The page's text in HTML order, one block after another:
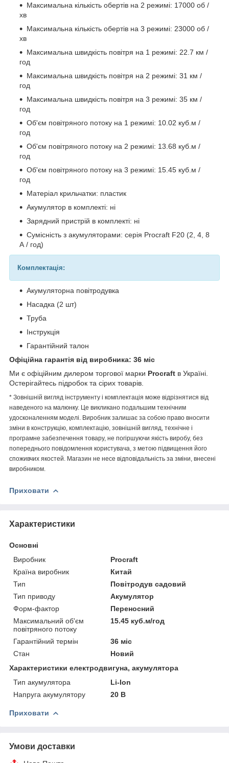
Максимальна кількість обертів на 2 режимі: 17000 об /
хв
Максимальна кількість обертів на 3 режимі: 23000 об /
хв
Максимальна швидкість повітря на 1 режимі: 22.7 км /
год
Максимальна швидкість повітря на 2 режимі: 31 км /
год
Максимальна швидкість повітря на 3 режимі: 35 км /
год
Об'єм повітряного потоку на 1 режимі: 10.02 куб.м /
год
Об'єм повітряного потоку на 2 режимі: 13.68 куб.м /
год
Об'єм повітряного потоку на 3 режимі: 15.45 куб.м /
год
Матеріал крильчатки: пластик
Акумулятор в комплекті: ні
Зарядний пристрій в комплекті: ні
Сумісність з акумуляторами: серія Procraft F20 (2, 4, 8
А / год)
Комплектація:
Акумуляторна повітродувка
Насадка (2 шт)
Труба
Інструкція
Гарантійний талон
Офіційна гарантія від виробника: 36 міс
Ми є офіційним дилером торгової марки Procraft в Україні.
Остерігайтесь підробок та сірих товарів.
* Зовнішній вигляд інструменту і комплектація може відрізнятися від
наведеного на малюнку. Це викликано подальшим технічним
удосконаленням моделі. Виробник залишає за собою право вносити
зміни в конструкцію, комплектацію, зовнішній вигляд, технічне і
програмне забезпечення товару, не погіршуючи якість виробу, без
попереднього повідомлення користувача, з метою підвищення його
споживчих якостей. Магазин не несе відповідальність за зміни, внесені
виробником.
Приховати
Характеристики
Основні
Виробник
Procraft
Країна виробник
Китай
Тип
Повітродув садовий
Тип приводу
Акумулятор
Форм-фактор
Переносний
Максимальний об'єм
повітряного потоку
15.45 куб.м/год
Гарантійний термін
36 міс
Стан
Новий
Характеристики електродвигуна, акумулятора
Тип акумулятора
Li-Ion
Напруга акумулятору
20 В
Приховати
Умови доставки